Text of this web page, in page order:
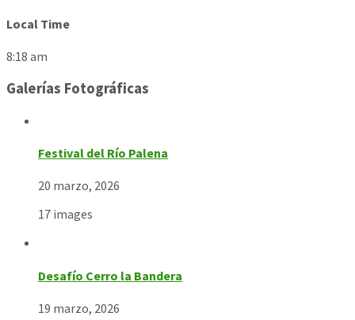
Local Time
8:18 am
Galerías Fotográficas
Festival del Río Palena
20 marzo, 2026
17 images
Desafío Cerro la Bandera
19 marzo, 2026